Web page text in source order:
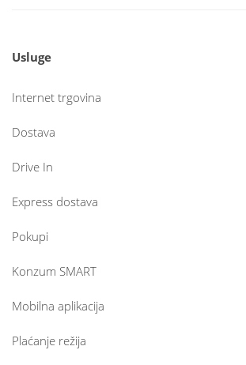
Usluge
Internet trgovina
Dostava
Drive In
Express dostava
Pokupi
Konzum SMART
Mobilna aplikacija
Plaćanje režija